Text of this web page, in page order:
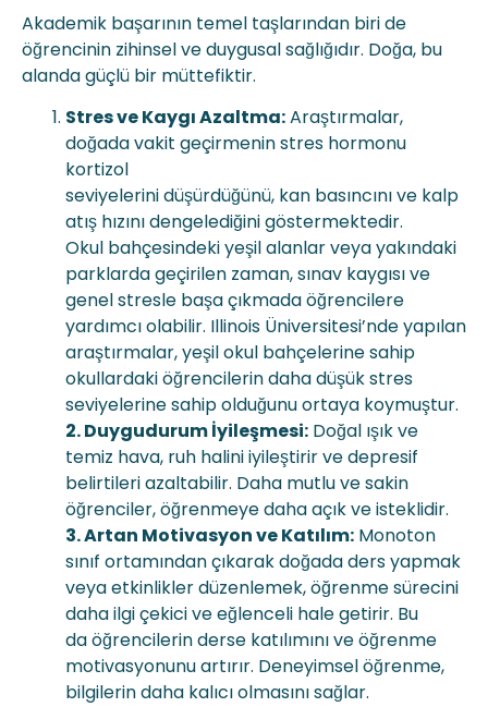
Akademik başarının temel taşlarından biri de
öğrencinin zihinsel ve duygusal sağlığıdır. Doğa, bu
alanda güçlü bir müttefiktir.
Stres ve Kaygı Azaltma:Araştırmalar,
doğada vakit geçirmenin stres hormonu
kortizol
seviyelerini düşürdüğünü, kan basıncını ve kalp
atış hızını dengelediğini göstermektedir.
Okul bahçesindeki yeşil alanlar veya yakındaki
parklarda geçirilen zaman, sınav kaygısı ve
genel stresle başa çıkmada öğrencilere
yardımcı olabilir. Illinois Üniversitesi’nde yapılan
araştırmalar, yeşil okul bahçelerine sahip
okullardaki öğrencilerin daha düşük stres
seviyelerine sahip olduğunu ortaya koymuştur.
2. Duygudurum İyileşmesi: Doğal ışık ve
temiz hava, ruh halini iyileştirir ve depresif
belirtileri azaltabilir. Daha mutlu ve sakin
öğrenciler, öğrenmeye daha açık ve isteklidir.
3. Artan Motivasyon ve Katılım: Monoton
sınıf ortamından çıkarak doğada ders yapmak
veya etkinlikler düzenlemek, öğrenme sürecini
daha ilgi çekici ve eğlenceli hale getirir. Bu
da öğrencilerin derse katılımını ve öğrenme
motivasyonunu artırır. Deneyimsel öğrenme,
bilgilerin daha kalıcı olmasını sağlar.